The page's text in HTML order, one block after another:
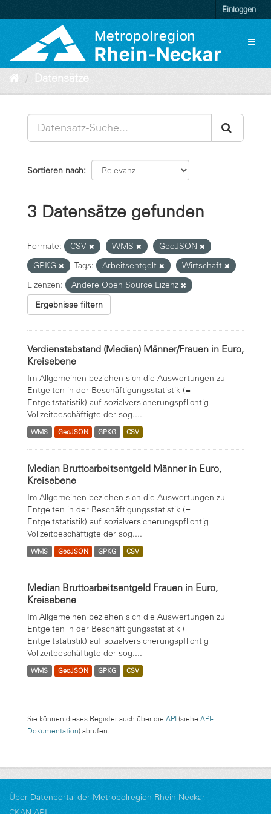
zum
Einloggen
Datensätze
Sortieren nach
3 Datensätze gefunden
Formate: CSV WMS
GeoJSON
GPKG
Tags: Arbeitsentgelt
Wirtschaft
Lizenzen:
Andere Open Source Lizenz
Ergebnisse filtern
Verdienstabstand (Median) Männer/Frauen in Euro,
Kreisebene
Im Allgemeinen beziehen sich die Auswertungen zu
Entgelten in der Beschäftigungsstatistik (=
Entgeltstatistik) auf sozialversicherungspflichtig
Vollzeitbeschäftigte der sog....
WMS GeoJSON GPKG CSV
Median Bruttoarbeitsentgeld Männer in Euro,
Kreisebene
Im Allgemeinen beziehen sich die Auswertungen zu
Entgelten in der Beschäftigungsstatistik (=
Entgeltstatistik) auf sozialversicherungspflichtig
Vollzeitbeschäftigte der sog....
WMS GeoJSON GPKG CSV
Median Bruttoarbeitsentgeld Frauen in Euro,
Kreisebene
Im Allgemeinen beziehen sich die Auswertungen zu
Entgelten in der Beschäftigungsstatistik (=
Entgeltstatistik) auf sozialversicherungspflichtig
Vollzeitbeschäftigte der sog....
WMS GeoJSON GPKG CSV
Sie können dieses Register auch über die API (siehe API-
Dokumentation) abrufen.
Über Datenportal der Metropolregion Rhein-Neckar